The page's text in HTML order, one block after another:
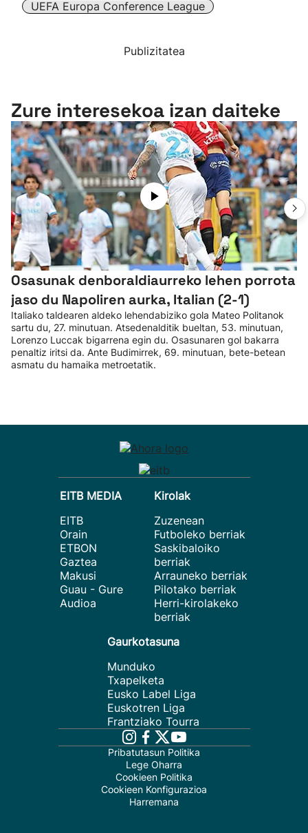
UEFA Europa Conference League
Publizitatea
Zure interesekoa izan daiteke
Osasunak denboraldiaurreko lehen porrota
jaso du Napoliren aurka, Italian (2-1)
Italiako taldearen aldeko lehendabiziko gola Mateo Politanok
sartu du, 27. minutuan. Atsedenalditik bueltan, 53. minutuan,
Lorenzo Luccak bigarrena egin du. Osasunaren gol bakarra
penaltiz iritsi da. Ante Budimirrek, 69. minutuan, bete-betean
asmatu du hamaika metroetatik.
EITB MEDIA
EITB
Orain
ETBON
Gaztea
Makusi
Guau - Gure
Audioa
Kirolak
Zuzenean
Futboleko berriak
Saskibaloiko
berriak
Arrauneko berriak
Pilotako berriak
Herri-kirolakeko
berriak
Gaurkotasuna
Munduko
Txapelketa
Eusko Label Liga
Euskotren Liga
Frantziako Tourra
Pribatutasun Politika
Lege Oharra
Cookieen Politika
Cookieen Konfigurazioa
Harremana